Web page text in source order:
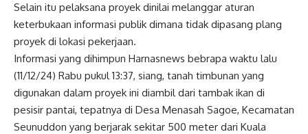
Selain itu pelaksana proyek dinilai melanggar aturan
keterbukaan informasi publik dimana tidak dipasang plang
proyek di lokasi pekerjaan.
Informasi yang dihimpun Harnasnews bebrapa waktu lalu
(11/12/24) Rabu pukul 13:37, siang, tanah timbunan yang
digunakan dalam proyek ini diambil dari tambak ikan di
pesisir pantai, tepatnya di Desa Menasah Sagoe, Kecamatan
Seunuddon yang berjarak sekitar 500 meter dari Kuala